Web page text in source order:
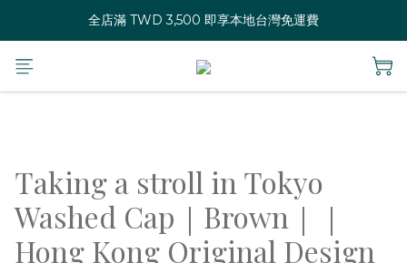
全店滿 TWD 3,500 即享本地台灣免運費
Taking a stroll in Tokyo
Washed Cap｜Brown｜｜
Hong Kong Original Design